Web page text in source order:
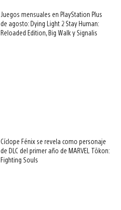
Juegos mensuales en PlayStation Plus
de agosto: Dying Light 2 Stay Human:
Reloaded Edition, Big Walk y Signalis
Cíclope Fénix se revela como personaje
de DLC del primer año de MARVEL Tōkon:
Fighting Souls